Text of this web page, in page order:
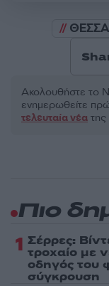
Ακολουθήστε το
ενημερωθείτε
τελευταία νέα
Πιο
1 Σέρρες:
τροχαίο με
οδηγός του
σύγκρουση